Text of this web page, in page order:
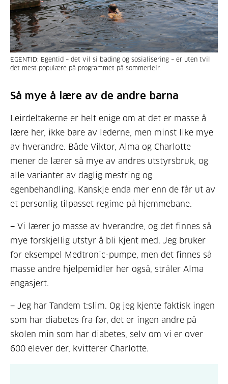
EGENTID: Egentid – det vil si bading og sosialisering – er uten tvil
det mest populære på programmet på sommerleir.
Så mye å lære av de andre barna
Leirdeltakerne er helt enige om at det er masse å
lære her, ikke bare av lederne, men minst like mye
av hverandre. Både Viktor, Alma og Charlotte
mener de lærer så mye av andres utstyrsbruk, og
alle varianter av daglig mestring og
egenbehandling. Kanskje enda mer enn de får ut av
et personlig tilpasset regime på hjemmebane.
− Vi lærer jo masse av hverandre, og det finnes så
mye forskjellig utstyr å bli kjent med. Jeg bruker
for eksempel Medtronic-pumpe, men det finnes så
masse andre hjelpemidler her også, stråler Alma
engasjert.
− Jeg har Tandem t:slim. Og jeg kjente faktisk ingen
som har diabetes fra før, det er ingen andre på
skolen min som har diabetes, selv om vi er over
600 elever der, kvitterer Charlotte.